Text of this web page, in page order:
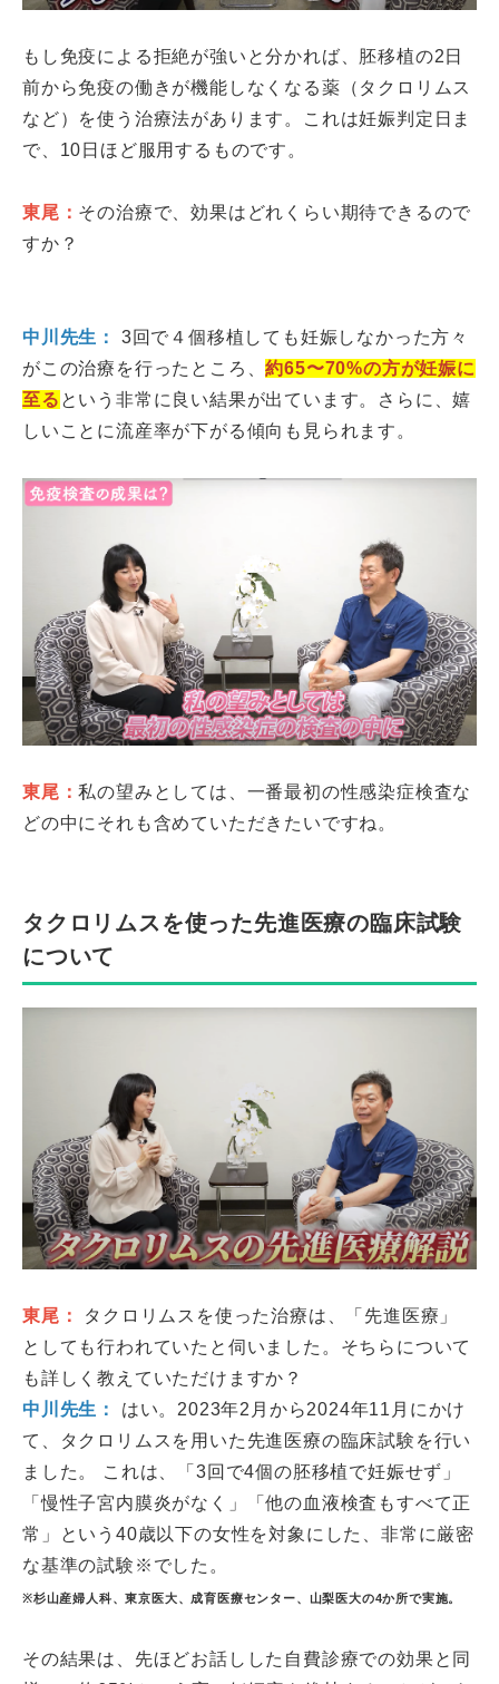
もし免疫による拒絶が強いと分かれば、胚移植の2日
前から免疫の働きが機能しなくなる薬（タクロリムス
など）を使う治療法があります。これは妊娠判定日ま
で、10日ほど服用するものです。
東尾： その治療で、効果はどれくらい期待できるので
すか？
中川先生：
3回で４個移植しても妊娠しなかった方々
がこの治療を行ったところ、約65〜70%の方が妊娠に
至る という非常に良い結果が出ています。さらに、嬉
しいことに流産率が下がる傾向も見られます。
東尾：私の望みとしては、一番最初の性感染症検査な
どの中にそれも含めていただきたいですね。
タクロリムスを使った先進医療の臨床試験
について
東尾：
タクロリムスを使った治療は、「先進医療」
としても行われていたと伺いました。そちらについて
も詳しく教えていただけますか？
中川先生：
はい。2023年2月から2024年11月にかけ
て、タクロリムスを用いた先進医療の臨床試験を行い
ました。 これは、「3回で4個の胚移植で妊娠せず」
「慢性子宮内膜炎がなく」「他の血液検査もすべて正
常」という40歳以下の女性を対象にした、非常に厳密
な基準の試験※でした。
※杉山産婦人科、東京医大、成育医療センター、山梨医大の4か所で実施。
その結果は、先ほどお話しした自費診療での効果と同